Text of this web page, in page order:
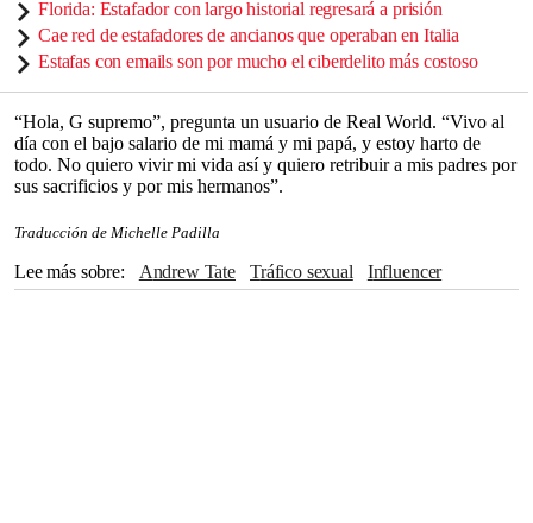
Florida: Estafador con largo historial regresará a prisión
Cae red de estafadores de ancianos que operaban en Italia
Estafas con emails son por mucho el ciberdelito más costoso
“Hola, G supremo”, pregunta un usuario de Real World. “Vivo al
día con el bajo salario de mi mamá y mi papá, y estoy harto de
todo. No quiero vivir mi vida así y quiero retribuir a mis padres por
sus sacrificios y por mis hermanos”.
Traducción de Michelle Padilla
Lee más sobre Andrew Tate tráfico sexual
Influencer